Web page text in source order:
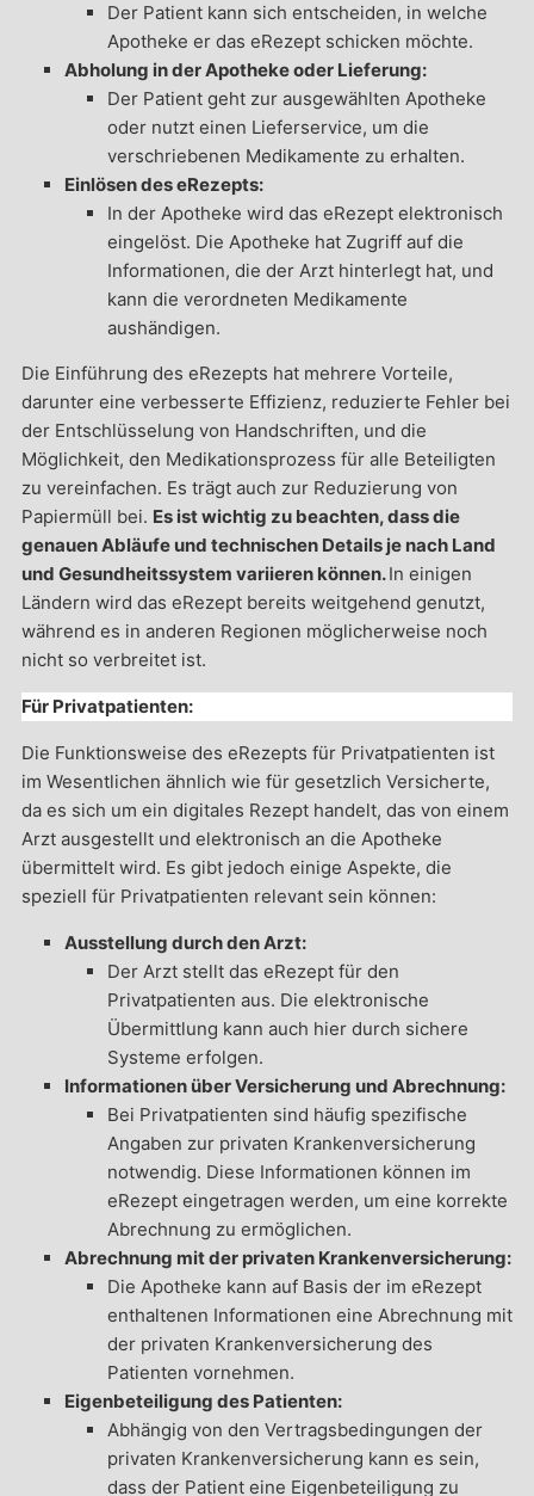
Der Patient kann sich entscheiden, in welche
Apotheke er das eRezept schicken möchte.
Abholung in der Apotheke oder Lieferung:
Der Patient geht zur ausgewählten Apotheke
oder nutzt einen Lieferservice, um die
verschriebenen Medikamente zu erhalten.
Einlösen des eRezepts:
In der Apotheke wird das eRezept elektronisch
eingelöst. Die Apotheke hat Zugriff auf die
Informationen, die der Arzt hinterlegt hat, und
kann die verordneten Medikamente
aushändigen.
Die Einführung des eRezepts hat mehrere Vorteile,
darunter eine verbesserte Effizienz, reduzierte Fehler bei
der Entschlüsselung von Handschriften, und die
Möglichkeit, den Medikationsprozess für alle Beteiligten
zu vereinfachen. Es trägt auch zur Reduzierung von
Papiermüll bei. Es ist wichtig zu beachten, dass die
genauen Abläufe und technischen Details je nach Land
und Gesundheitssystem variieren können.In einigen
Ländern wird das eRezept bereits weitgehend genutzt,
während es in anderen Regionen möglicherweise noch
nicht so verbreitet ist.
Für Privatpatienten:
Die Funktionsweise des eRezepts für Privatpatienten ist
im Wesentlichen ähnlich wie für gesetzlich Versicherte,
da es sich um ein digitales Rezept handelt, das von einem
Arzt ausgestellt und elektronisch an die Apotheke
übermittelt wird. Es gibt jedoch einige Aspekte, die
speziell für Privatpatienten relevant sein können:
Ausstellung durch den Arzt:
Der Arzt stellt das eRezept für den
Privatpatienten aus. Die elektronische
Übermittlung kann auch hier durch sichere
Systeme erfolgen.
Informationen über Versicherung und Abrechnung:
Bei Privatpatienten sind häufig spezifische
Angaben zur privaten Krankenversicherung
notwendig. Diese Informationen können im
eRezept eingetragen werden, um eine korrekte
Abrechnung zu ermöglichen.
Abrechnung mit der privaten Krankenversicherung:
Die Apotheke kann auf Basis der im eRezept
enthaltenen Informationen eine Abrechnung mit
der privaten Krankenversicherung des
Patienten vornehmen.
Eigenbeteiligung des Patienten:
Abhängig von den Vertragsbedingungen der
privaten Krankenversicherung kann es sein,
dass der Patient eine Eigenbeteiligung zu